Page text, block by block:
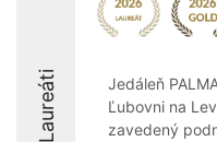
Laureáti
Jedáleň
Ľubovni na
zavedený